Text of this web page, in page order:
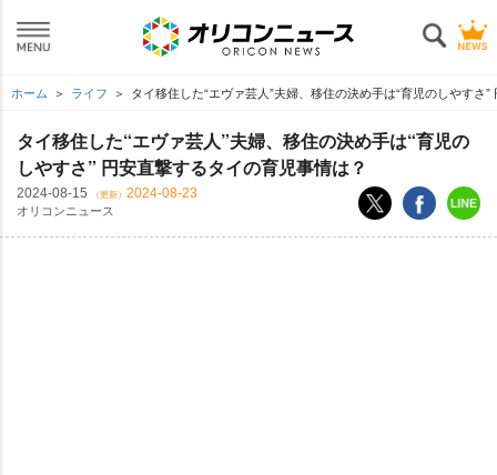
ホーム ライフ タイ移住した“エヴァ芸人”夫婦、移住の決め手は“育児のしやすさ
タイ移住した“エヴァ芸人”夫婦、移住の決め手は“育児の
しやすさ” 円安直撃するタイの育児事情は？
2024-08-15 （更新） 2024-08-23
オリコンニュース